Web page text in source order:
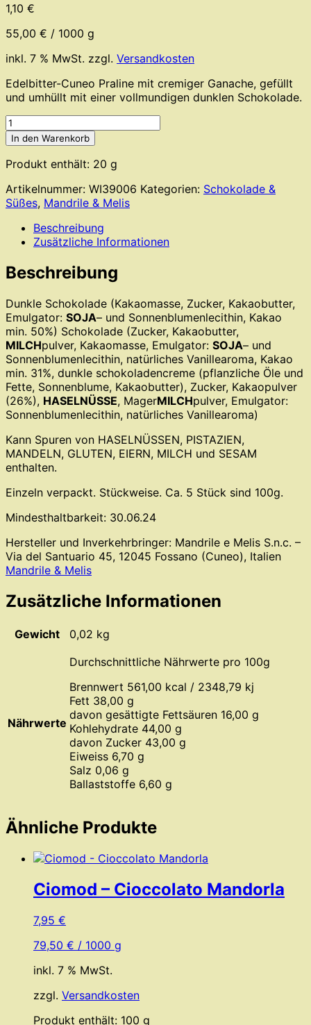
1,10 €
55,00 € / 1000 g
inkl. 7 % MwSt. zzgl. Versandkosten
Edelbitter-Cuneo Praline mit cremiger Ganache, gefüllt
und umhüllt mit einer vollmundigen dunklen Schokolade.
Mandrile
&
Melis
-
Nero
Nero
In den Warenkorb
Produkt enthält: 20 g
Artikelnummer: WI39006 Kategorien: Schokolade &
Süßes, Mandrile & Melis
Beschreibung
Zusätzliche Informationen
Beschreibung
Dunkle Schokolade (Kakaomasse, Zucker, Kakaobutter,
Emulgator: SOJA– und Sonnenblumenlecithin, Kakao
min. 50%) Schokolade (Zucker, Kakaobutter,
MILCHpulver, Kakaomasse, Emulgator: SOJA– und
Sonnenblumenlecithin, natürliches Vanillearoma, Kakao
min. 31%, dunkle schokoladencreme (pflanzliche Öle und
Fette, Sonnenblume, Kakaobutter), Zucker, Kakaopulver
(26%), HASELNÜSSE, MagerMILCHpulver, Emulgator:
Sonnenblumenlecithin, natürliches Vanillearoma)
Kann Spuren von HASELNÜSSEN, PISTAZIEN,
MANDELN, GLUTEN, EIERN, MILCH und SESAM
enthalten.
Einzeln verpackt. Stückweise. Ca. 5 Stück sind 100g.
Mindesthaltbarkeit: 30.06.24
Hersteller und Inverkehrbringer: Mandrile e Melis S.n.c. –
Via del Santuario 45, 12045 Fossano (Cuneo), Italien
Mandrile & Melis
Zusätzliche Informationen
Gewicht 0,02 kg
Nährwerte
Durchschnittliche Nährwerte pro 100g
Brennwert 561,00 kcal / 2348,79 kj
Fett 38,00 g
davon gesättigte Fettsäuren 16,00 g
Kohlehydrate 44,00 g
davon Zucker 43,00 g
Eiweiss 6,70 g
Salz 0,06 g
Ballaststoffe 6,60 g
Ähnliche Produkte
Ciomod – Cioccolato Mandorla
7,95 €
79,50 € / 1000 g
inkl. 7 % MwSt.
zzgl. Versandkosten
Produkt enthält: 100 g